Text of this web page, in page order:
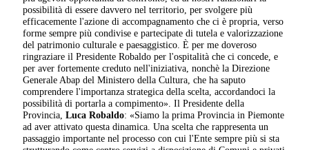
possibilità di essere davvero nel territorio, per svolgere più
efficacemente l'azione di accompagnamento che ci è propria, verso
forme sempre più condivise e partecipate di tutela e valorizzazione
del patrimonio culturale e paesaggistico. È per me doveroso
ringraziare il Presidente Robaldo per l'ospitalità che ci concede, e
per aver fortemente creduto nell'iniziativa, nonchè la Direzione
Generale Abap del Ministero della Cultura, che ha saputo
comprendere l'importanza strategica della scelta, accordandoci la
possibilità di portarla a compimento». Il Presidente della
Provincia, Luca Robaldo: «Siamo la prima Provincia in Piemonte
ad aver attivato questa dinamica. Una scelta che rappresenta un
passaggio importante nel processo con cui l'Ente sempre più si sta